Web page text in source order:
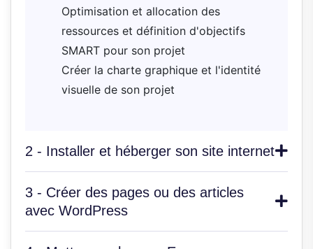
Optimisation et allocation des
ressources et définition d'objectifs
SMART pour son projet
Créer la charte graphique et l'identité
visuelle de son projet
2 - Installer et héberger son site internet
3 - Créer des pages ou des articles
avec WordPress